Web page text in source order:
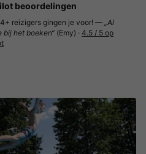
beoordelingen
reizigers gingen je voor! — „Al
bij het boeken“ (Emy) · 4.5 / 5 op